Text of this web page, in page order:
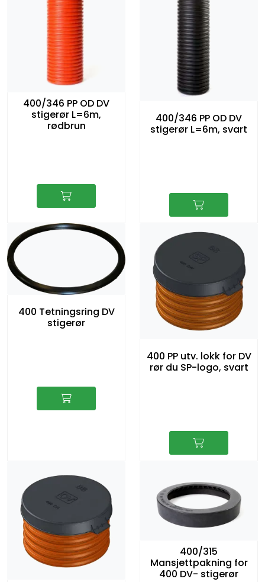
400/346 PP OD DV
stigerør L=6m,
rødbrun
400/346 PP OD DV
stigerør L=6m, svart
400 Tetningsring DV
stigerør
400 PP utv. lokk for DV
rør du SP-logo, svart
400/315
Mansjettpakning for
400 DV- stigerør